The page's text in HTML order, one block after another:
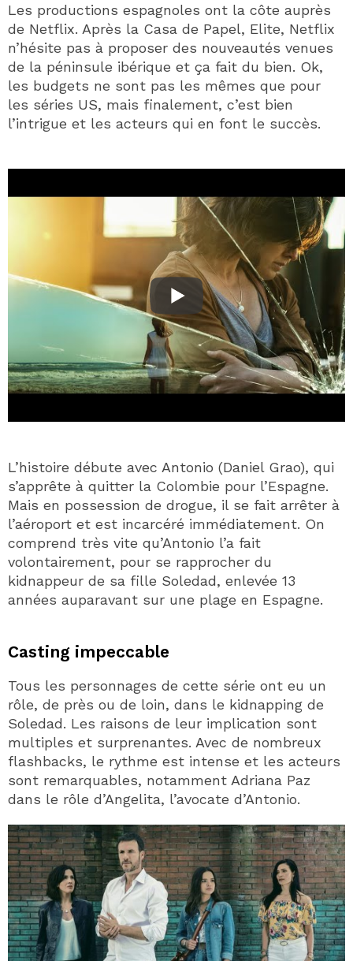
Les productions espagnoles ont la côte auprès
de Netflix. Après la Casa de Papel, Elite, Netflix
n’hésite pas à proposer des nouveautés venues
de la péninsule ibérique et ça fait du bien. Ok,
les budgets ne sont pas les mêmes que pour
les séries US, mais finalement, c’est bien
l’intrigue et les acteurs qui en font le succès.
L’histoire débute avec Antonio (Daniel Grao), qui
s’apprête à quitter la Colombie pour l’Espagne.
Mais en possession de drogue, il se fait arrêter à
l’aéroport et est incarcéré immédiatement. On
comprend très vite qu’Antonio l’a fait
volontairement, pour se rapprocher du
kidnappeur de sa fille Soledad, enlevée 13
années auparavant sur une plage en Espagne.
Casting impeccable
Tous les personnages de cette série ont eu un
rôle, de près ou de loin, dans le kidnapping de
Soledad. Les raisons de leur implication sont
multiples et surprenantes. Avec de nombreux
flashbacks, le rythme est intense et les acteurs
sont remarquables, notamment Adriana Paz
dans le rôle d’Angelita, l’avocate d’Antonio.